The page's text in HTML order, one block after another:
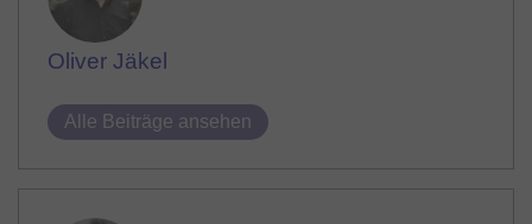
Oliver Jäkel
Alle Beiträge ansehen